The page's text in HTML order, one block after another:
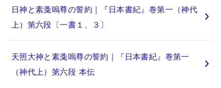
日神と素戔嗚尊の誓約｜『日本書紀』巻第一（神代
上）第六段〔一書１、３〕
天照大神と素戔嗚尊の誓約｜『日本書紀』巻第一
（神代上）第六段 本伝